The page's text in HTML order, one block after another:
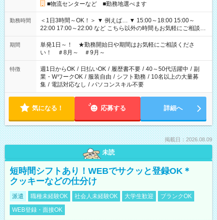
■物流センターなど ■勤務地選べます
勤務時間
＜1日3時間～OK！＞ ▼ 例えば… ▼ 15:00～18:00 15:00～
22:00 17:00～22:00 など こちら以外の時間もお気軽にご相談く
ださい！
期間
単発1日～！ ★勤務開始日や期間はお気軽にご相談くださ
い！ ＃8月～ ＃9月～
特徴 週1日からOK / 日払いOK / 履歴書不要 / 40～50代活躍中 / 副
業・WワークOK / 服装自由 / シフト勤務 / 10名以上の大量募
集 / 電話対応なし / パソコンスキル不要
気になる！ 応募する 詳細へ
掲載日：2026.08.09
未読
短時間シフトあり！WEBでサクッと登録OK＊
クッキーなどの仕分け
派遣 職種未経験OK 社会人未経験OK 大学生歓迎
ブランクOK
WEB登録・面接OK